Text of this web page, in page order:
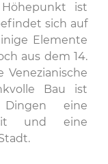
ist
sich auf
Elemente
aus dem 14.
Venezianische
Bau ist
eine
und eine